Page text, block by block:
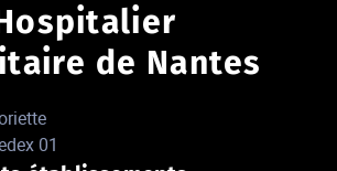
de Nantes
01